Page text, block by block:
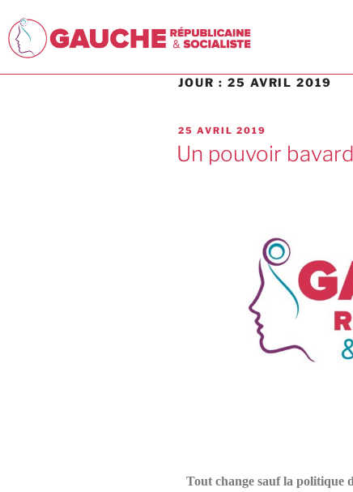
JOUR : 25 AVRIL 2019
25 AVRIL 2019
Un pouvoir
Tout change sauf la politique